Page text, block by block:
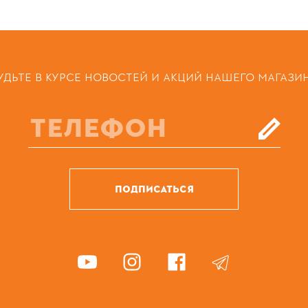
В КУРСЕ НОВОСТЕЙ И АКЦИЙ НАШЕГО
ПОДПИСАТЬСЯ